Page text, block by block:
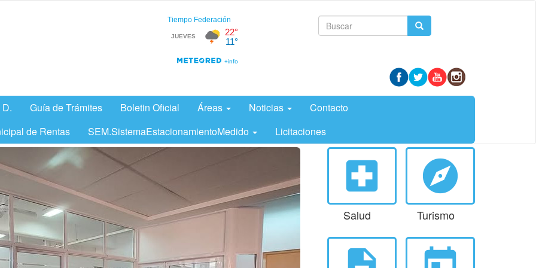
Formulario
búsqueda
Guía de Trámites Boletin Oficial Áreas Noticias
Contacto
de Rentas SEM.SistemaEstacionamientoMedido Licitaciones
local_hospital
Salud
explore
Turismo